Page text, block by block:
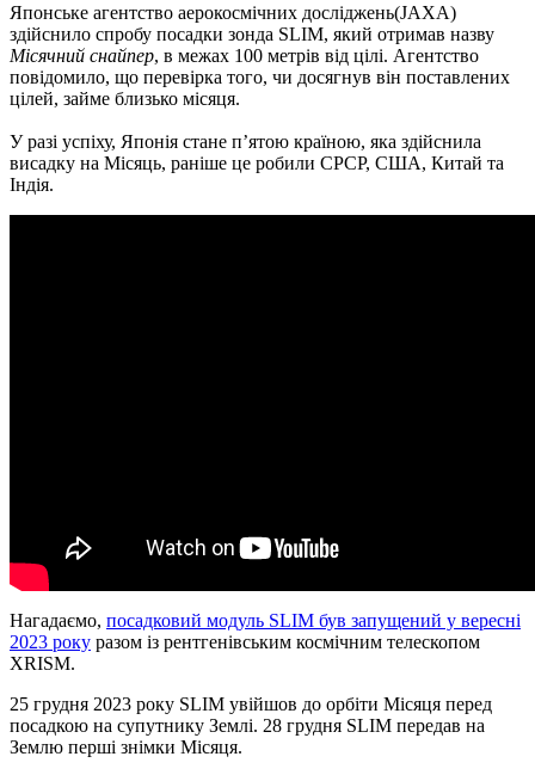
Японське агентство аерокосмічних досліджень(JAXA)
здійснило спробу посадки зонда SLIM, який отримав назву
Місячний снайпер, в межах 100 метрів від цілі. Агентство
повідомило, що перевірка того, чи досягнув він поставлених
цілей, займе близько місяця.
У разі успіху, Японія стане п’ятою країною, яка здійснила
висадку на Місяць, раніше це робили СРСР, США, Китай та
Індія.
Нагадаємо, посадковий модуль SLIM був запущений у вересні
2023 року разом із рентгенівським космічним телескопом
XRISM.
25 грудня 2023 року SLIM увійшов до орбіти Місяця перед
посадкою на супутнику Землі. 28 грудня SLIM передав на
Землю перші знімки Місяця.